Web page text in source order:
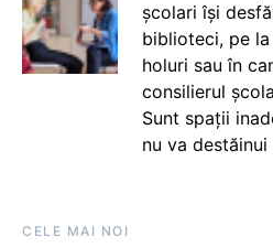
școlari își
biblioteci, pe
holuri sau în
consilierul
Sunt spații
nu va
CELE MAI NOI